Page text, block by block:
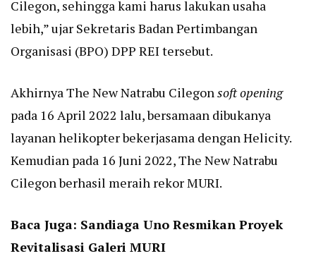
Cilegon, sehingga kami harus lakukan usaha
lebih,” ujar Sekretaris Badan Pertimbangan
Organisasi (BPO) DPP REI tersebut.
Akhirnya The New Natrabu Cilegonsoft opening
pada 16 April 2022 lalu, bersamaan dibukanya
layanan helikopter bekerjasama dengan Helicity.
Kemudian pada 16 Juni 2022, The New Natrabu
Cilegon berhasil meraih rekor MURI.
Baca Juga: Sandiaga Uno Resmikan Proyek
Revitalisasi Galeri MURI